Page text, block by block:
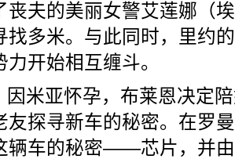
丧夫的美丽女警艾莲娜（
找多米。与此同时，里约
开始相互缠斗。
亚怀孕，布莱恩决定陪
友探寻新车的秘密。在罗
辆车的秘密——芯片，并